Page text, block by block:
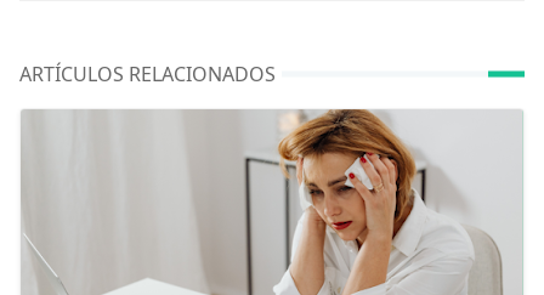
ARTÍCULOS RELACIONADOS